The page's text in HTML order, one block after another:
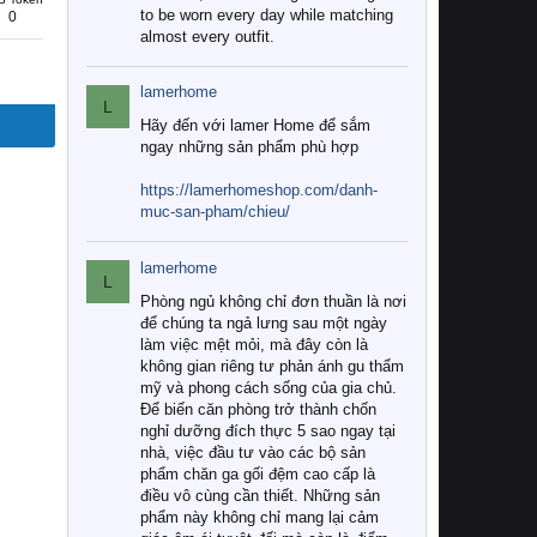
0
to be worn every day while matching
almost every outfit.
L
lamerhome
Hãy đến với lamer Home để sắm
ngay những sản phẩm phù hợp
https://lamerhomeshop.com/danh-
muc-san-pham/chieu/
L
lamerhome
Phòng ngủ không chỉ đơn thuần là nơi
để chúng ta ngả lưng sau một ngày
làm việc mệt mỏi, mà đây còn là
không gian riêng tư phản ánh gu thẩm
mỹ và phong cách sống của gia chủ.
Để biến căn phòng trở thành chốn
nghỉ dưỡng đích thực 5 sao ngay tại
nhà, việc đầu tư vào các bộ sản
phẩm chăn ga gối đệm cao cấp là
điều vô cùng cần thiết. Những sản
phẩm này không chỉ mang lại cảm